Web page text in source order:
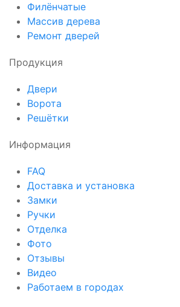
Филёнчатые
Массив дерева
Ремонт дверей
Продукция
Двери
Ворота
Решётки
Информация
FAQ
Доставка и установка
Замки
Ручки
Отделка
Фото
Отзывы
Видео
Работаем в городах